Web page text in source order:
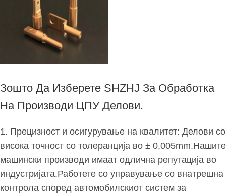
Зошто Да Изберете SHZHJ За Обработка
На Производи ЦПУ Делови.
1. Прецизност и осигурување на квалитет: Делови со
висока точност со толеранција во ± 0,005mm.Нашите
машински производи имаат одлична репутација во
индустријата.Работете со управување со внатрешна
контрола според автомобилскиот систем за